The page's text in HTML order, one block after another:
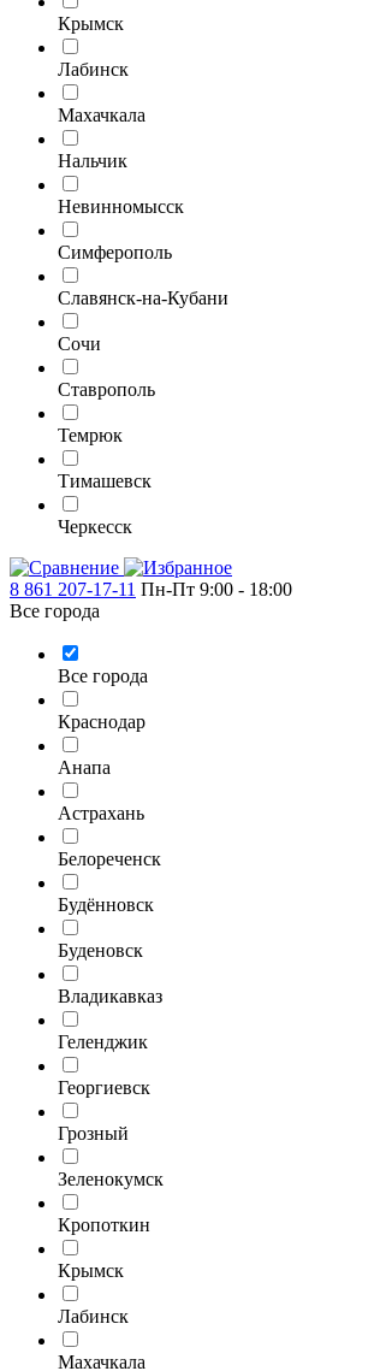
Крымск
Лабинск
Махачкала
Нальчик
Невинномысск
Симферополь
Славянск-на-Кубани
Сочи
Ставрополь
Темрюк
Тимашевск
Черкесск
8 861 207-17-11 Пн-Пт 9:00 - 18:00
Все города
Все города
Краснодар
Анапа
Астрахань
Белореченск
Будённовск
Буденовск
Владикавказ
Геленджик
Георгиевск
Грозный
Зеленокумск
Кропоткин
Крымск
Лабинск
Махачкала